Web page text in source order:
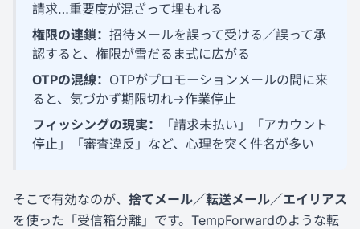
請求…重要度が混ざって埋もれる
権限の連鎖： 招待メールを誤って受ける／誤って承
認すると、権限が雪だるま式に広がる
OTPの混線： OTPがプロモーションメールの間に来
ると、気づかず期限切れ→作業停止
フィッシングの現実：
「請求未払い」「アカウント
停止」「審査違反」など、心理を突く件名が多い
そこで有効なのが、 捨てメール／転送メール／エイリアス
を使った「受信箱分離」です。TempForwardのような転